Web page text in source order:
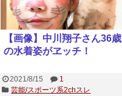
【画像】中川翔子さん36歳
の水着姿がヱッチ！
2021/8/15
1
芸能/スポーツ系2chスレ